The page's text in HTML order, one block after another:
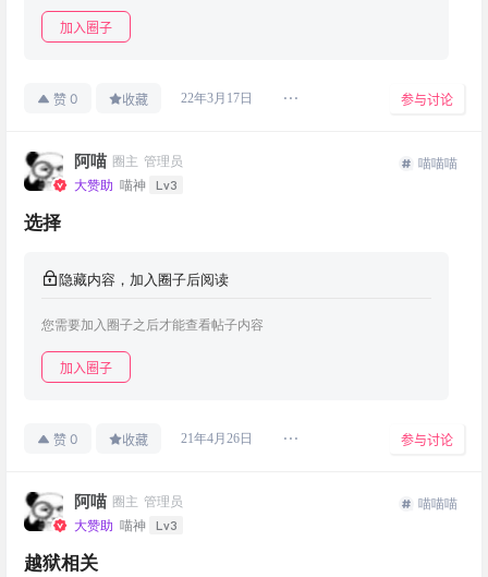
加入圈子
赞 0 收藏 22年3月17日 参与讨论
阿喵 圈主 管理员
大赞助 喵神 Lv3
喵喵喵
选择
隐藏内容，加入圈子后阅读
您需要加入圈子之后才能查看帖子内容
加入圈子
赞 0 收藏 21年4月26日 参与讨论
阿喵 圈主 管理员
大赞助 喵神 Lv3
喵喵喵
越狱相关